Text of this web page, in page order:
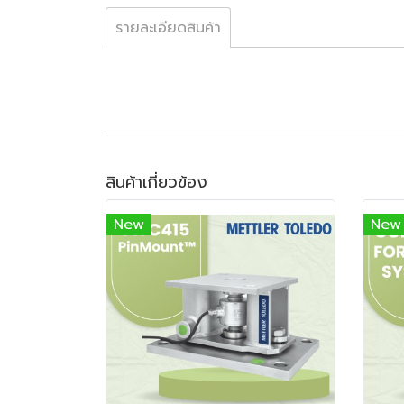
รายละเอียดสินค้า
สินค้าเกี่ยวข้อง
New New